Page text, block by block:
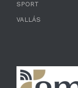
SPORT
VALLÁS